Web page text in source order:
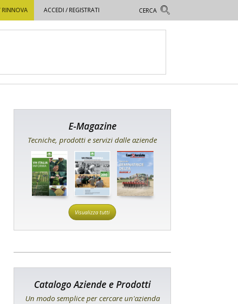
ACCEDI / REGISTRATI
E-Magazine
Tecniche, prodotti e servizi dalle aziende
Visualizza tutti
Catalogo Aziende e Prodotti
Un modo semplice per cercare un'azienda